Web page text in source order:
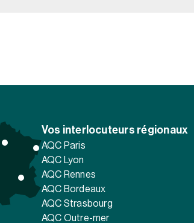
Vos interlocuteurs régionaux
AQC Paris
AQC Lyon
AQC Rennes
AQC Bordeaux
AQC Strasbourg
AQC Outre-mer